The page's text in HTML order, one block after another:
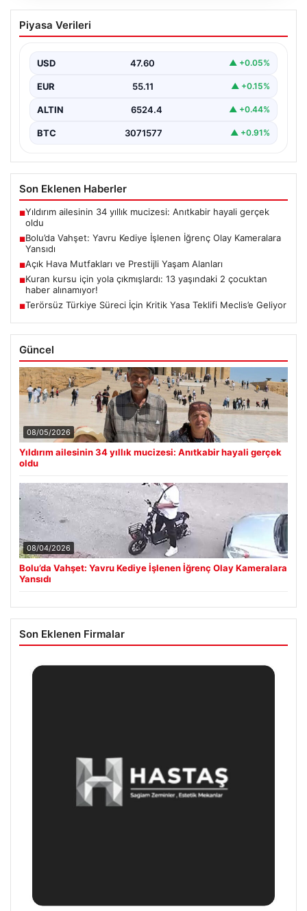
Bolu’da Vahşet: Yavru Kediye İşlenen
İğrenç Olay Kameralara Yansıdı
günlerde meydana gelen korkutucu olay, bölgedeki
sakinleri derinden sarstı. Elektrikli…
Piyasa Verileri
USD 47.60 ▲ +0.05%
EUR 55.11 ▲ +0.15%
ALTIN 6524.4 ▲ +0.44%
BTC 3071577 ▲ +0.91%
Son Eklenen Haberler
■Yıldırım ailesinin 34 yıllık mucizesi: Anıtkabir hayali gerçek
oldu
■Bolu’da Vahşet: Yavru Kediye İşlenen İğrenç Olay Kameralara
Yansıdı
■Açık Hava Mutfakları ve Prestijli Yaşam Alanları
■Kuran kursu için yola çıkmışlardı: 13 yaşındaki 2 çocuktan
haber alınamıyor!
■Terörsüz Türkiye Süreci İçin Kritik Yasa Teklifi Meclis’e Geliyor
Güncel
08/05/2026
Yıldırım ailesinin 34 yıllık mucizesi: Anıtkabir hayali gerçek
oldu
08/04/2026
Bolu’da Vahşet: Yavru Kediye İşlenen İğrenç Olay Kameralara
Yansıdı
Son Eklenen Firmalar